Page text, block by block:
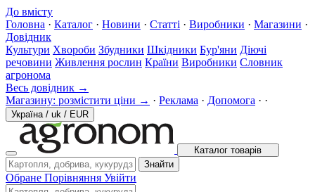
До вмісту
Головна · Каталог · Новини · Статті · Виробники · Магазини ·
Довідник
Культури Хвороби Збудники Шкідники Бур'яни Діючі
речовини Живлення рослин Країни Виробники Словник
агронома
Весь довідник →
Магазину: розмістити ціни → · Реклама · Допомога · ·
Україна / uk / EUR
Каталог товарів
Знайти
Обране Порівняння Увійти